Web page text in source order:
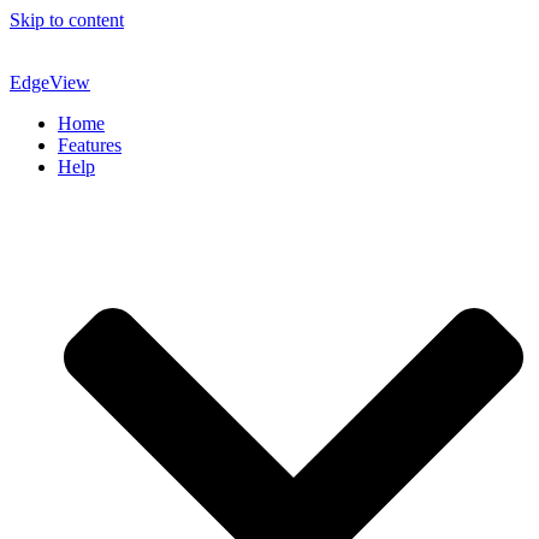
Skip to content
EdgeView
Home
Features
Help